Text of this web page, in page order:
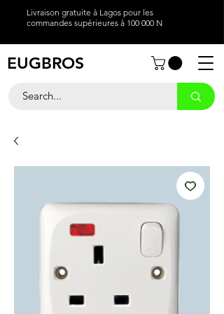
Livraison gratuite à Lagos pour les
commandes supérieures à 100 000 N
EUGBROS